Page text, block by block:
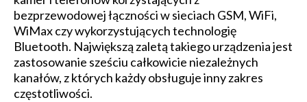
bezprzewodowej łączności w sieciach GSM, WiFi,
WiMax czy wykorzystujących technologię
Bluetooth. Największą zaletą takiego urządzenia jest
zastosowanie sześciu całkowicie niezależnych
kanałów, z których każdy obsługuje inny zakres
częstotliwości.